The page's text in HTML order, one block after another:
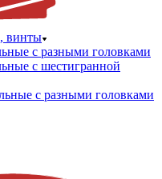
винты
с разными головками
с шестигранной
с разными головками